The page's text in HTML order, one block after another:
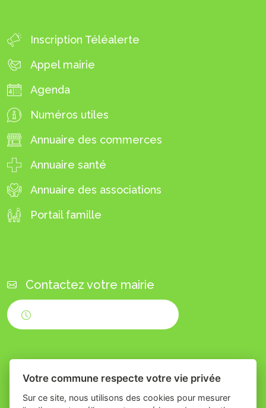
Inscription Téléalerte
Appel mairie
Agenda
Numéros utiles
Annuaire des commerces
Annuaire santé
Annuaire des associations
Portail famille
Contactez votre mairie
Votre commune respecte votre vie privée
Sur ce site, nous utilisons des cookies pour mesurer